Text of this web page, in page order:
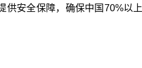
安全保障，确保中国70%以